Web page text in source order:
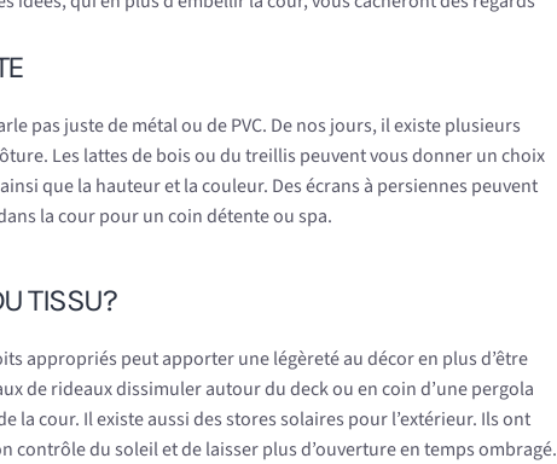
pas juste de métal ou de PVC. De nos jours, il existe plusieurs
Les lattes de bois ou du treillis peuvent vous donner un choix
que la hauteur et la couleur. Des écrans à persiennes peuvent
la cour pour un coin détente ou spa.
TISSU?
appropriés peut apporter une légèreté au décor en plus d’être
de rideaux dissimuler autour du deck ou en coin d’une pergola
la cour. Il existe aussi des stores solaires pour l’extérieur. Ils ont
contrôle du soleil et de laisser plus d’ouverture en temps ombragé.